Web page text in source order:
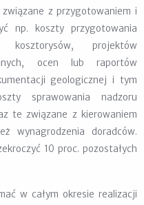
z przygotowaniem i
np. koszty przygotowania
projektów
ocen lub raportów
geologicznej i tym
sprawowania nadzoru
te związane z kierowaniem
wynagrodzenia doradców.
10 proc. pozostałych
w całym okresie realizacji